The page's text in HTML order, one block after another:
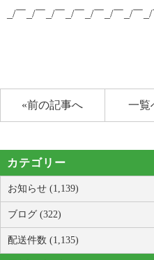
_/￣_/￣_/￣_/￣_/￣_/￣_/￣
«前の記事へ 一覧
カテゴリー
お知らせ (1,139)
ブログ (322)
配送件数 (1,135)